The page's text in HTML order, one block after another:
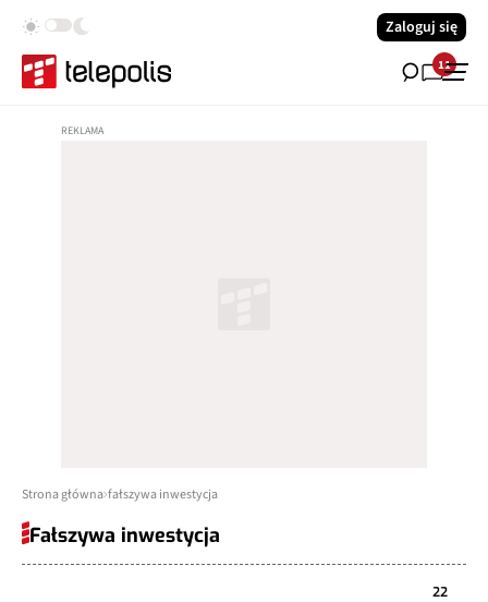
Zaloguj się
11
Strona główna fałszywa inwestycja
Fałszywa inwestycja
22